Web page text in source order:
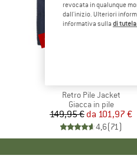
Articolo
Retro Pile Jacket
Gruppo di prodotti
Giacca in pile
Prezzo
149,95 € Prezzo
da 101,97 €
4,6(71)
Sconto
fino al 32%
revocata in qualunque
dall'inizio. Ulteriori
informativa sulla di